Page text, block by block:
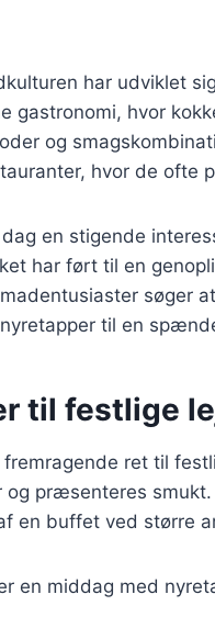
har udviklet
gastronomi, hvor
og
hvor de ofte
en stigende
har ført til en
søger
til en
til festlige
ret til
og præsenteres
en buffet ved større
en middag med